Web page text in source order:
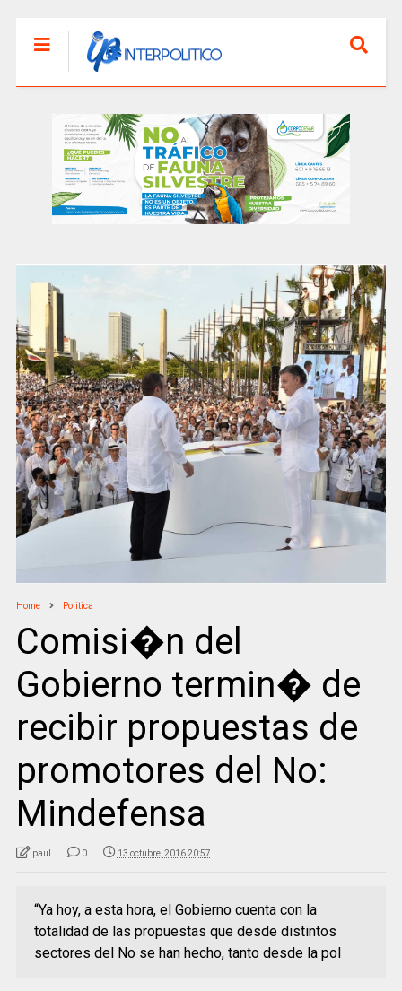
Home Politica
Comisi�n del
Gobierno termin� de
recibir propuestas de
promotores del No:
Mindefensa
paul 0 13 octubre, 2016 20:57
“Ya hoy, a esta hora, el Gobierno cuenta con la
totalidad de las propuestas que desde distintos
sectores del No se han hecho, tanto desde la pol